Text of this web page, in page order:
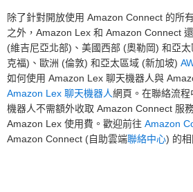
除了針對開放使用 Amazon Connect 的所
之外，Amazon Lex 和 Amazon Connect
(維吉尼亞北部)、美國西部 (奧勒岡) 和亞
克福)、歐洲 (倫敦) 和亞太區域 (新加坡)
如何使用 Amazon Lex 聊天機器人與
Amazon Lex 聊天機器人網頁。在聯絡流
機器人不需額外收取 Amazon Connect 服
Amazon Lex 使用費。歡迎前往 Amazon
Amazon Connect (自助雲端聯絡中心) 的相